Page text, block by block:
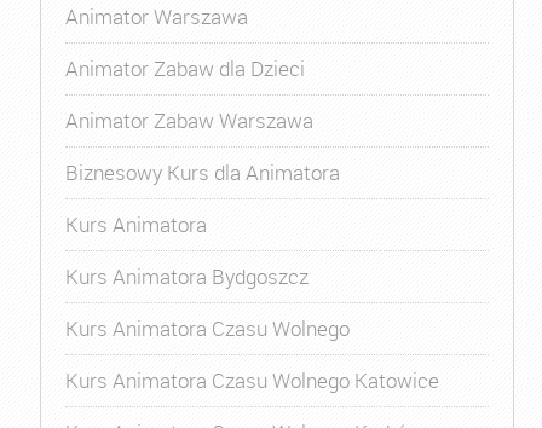
Animator Warszawa
Animator Zabaw dla Dzieci
Animator Zabaw Warszawa
Biznesowy Kurs dla Animatora
Kurs Animatora
Kurs Animatora Bydgoszcz
Kurs Animatora Czasu Wolnego
Kurs Animatora Czasu Wolnego Katowice